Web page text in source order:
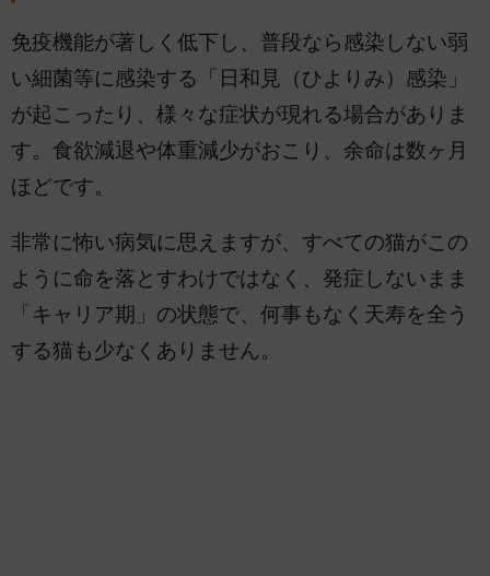
免疫機能が著しく低下し、普段なら感染しない弱
い細菌等に感染する「日和見（ひよりみ）感染」
が起こったり、様々な症状が現れる場合がありま
す。食欲減退や体重減少がおこり、余命は数ヶ月
ほどです。
非常に怖い病気に思えますが、すべての猫がこの
ように命を落とすわけではなく、発症しないまま
「キャリア期」の状態で、何事もなく天寿を全う
する猫も少なくありません。